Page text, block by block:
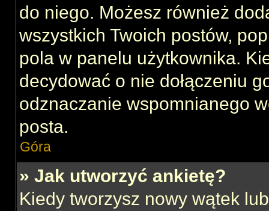
do niego. Możesz również
wszystkich Twoich postów,
pola w panelu użytkownika.
decydować o nie dołączeniu
odznaczanie wspomnianego
posta.
Góra
» Jak utworzyć ankietę?
Kiedy tworzysz nowy wątek